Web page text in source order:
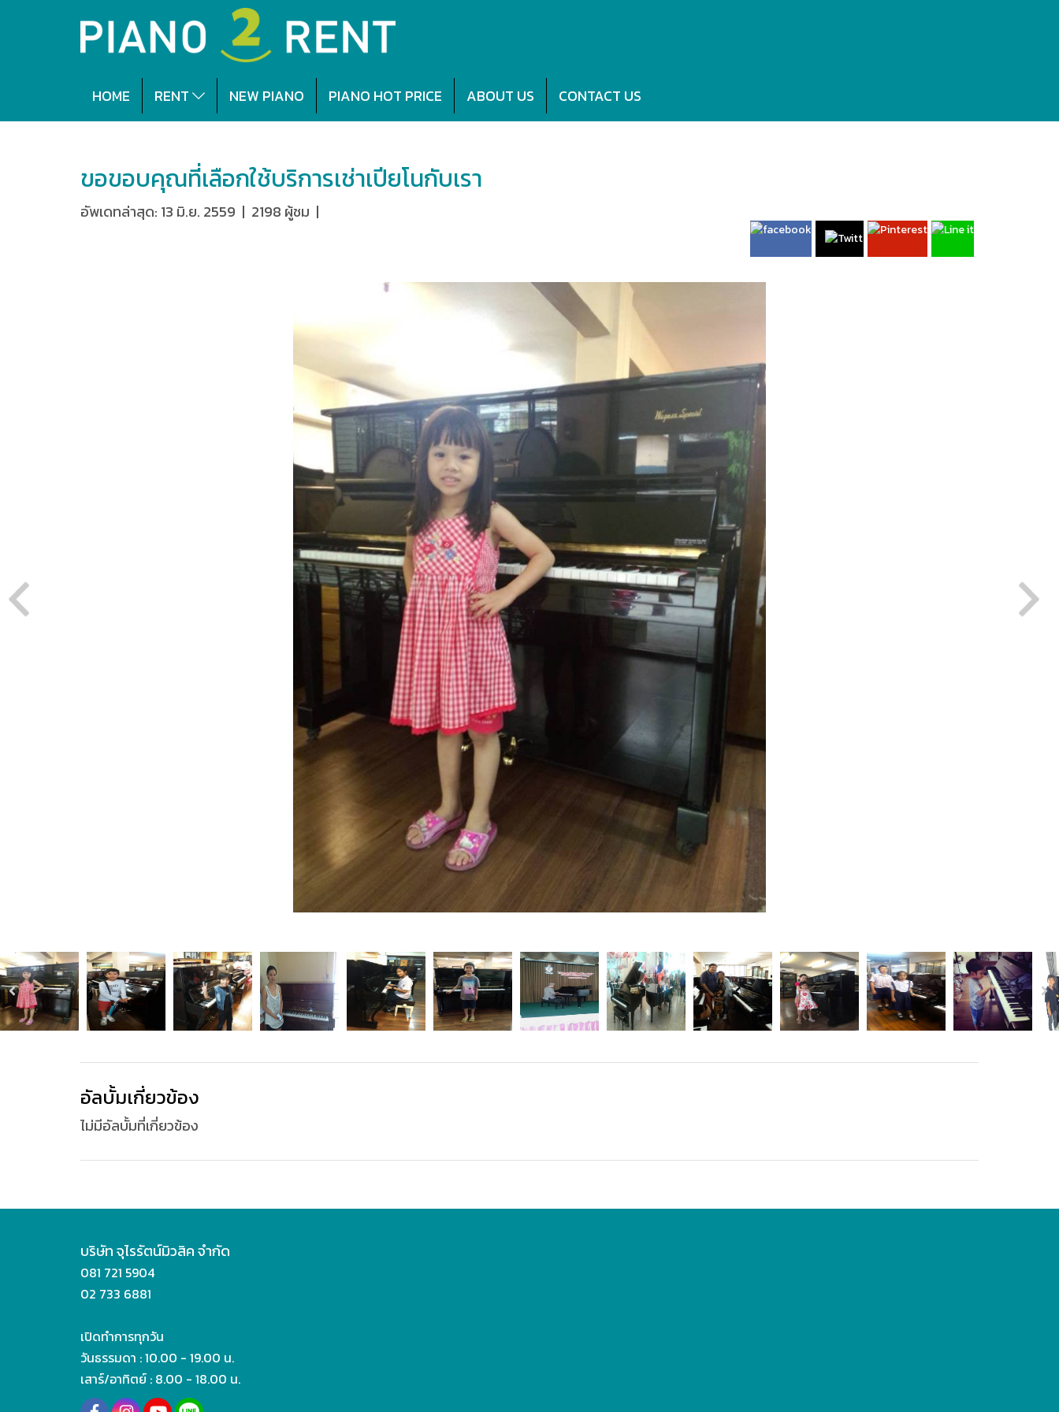
HOME RENT NEW PIANO PIANO HOT PRICE ABOUT US CONTACT US
ขอขอบคุณที่เลือกใช้บริการเช่าเปียโนกับเรา
อัพเดทล่าสุด: 13 มิ.ย. 2559 | 2198 ผู้ชม |
อัลบั้มเกี่ยวข้อง
ไม่มีอัลบั้มที่เกี่ยวข้อง
บริษัท จุไรรัตน์มิวสิค จำกัด
081 721 5904
02 733 6881
เปิดทำการทุกวัน
วันธรรมดา : 10.00 - 19.00 น.
เสาร์/อาทิตย์ : 8.00 - 18.00 น.